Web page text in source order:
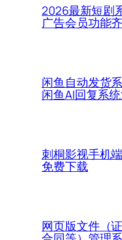
2026最新短剧
广告会员功能
闲鱼自动发货
闲鱼AI回复系
刺桐影视手机
免费下载
网页版文件（